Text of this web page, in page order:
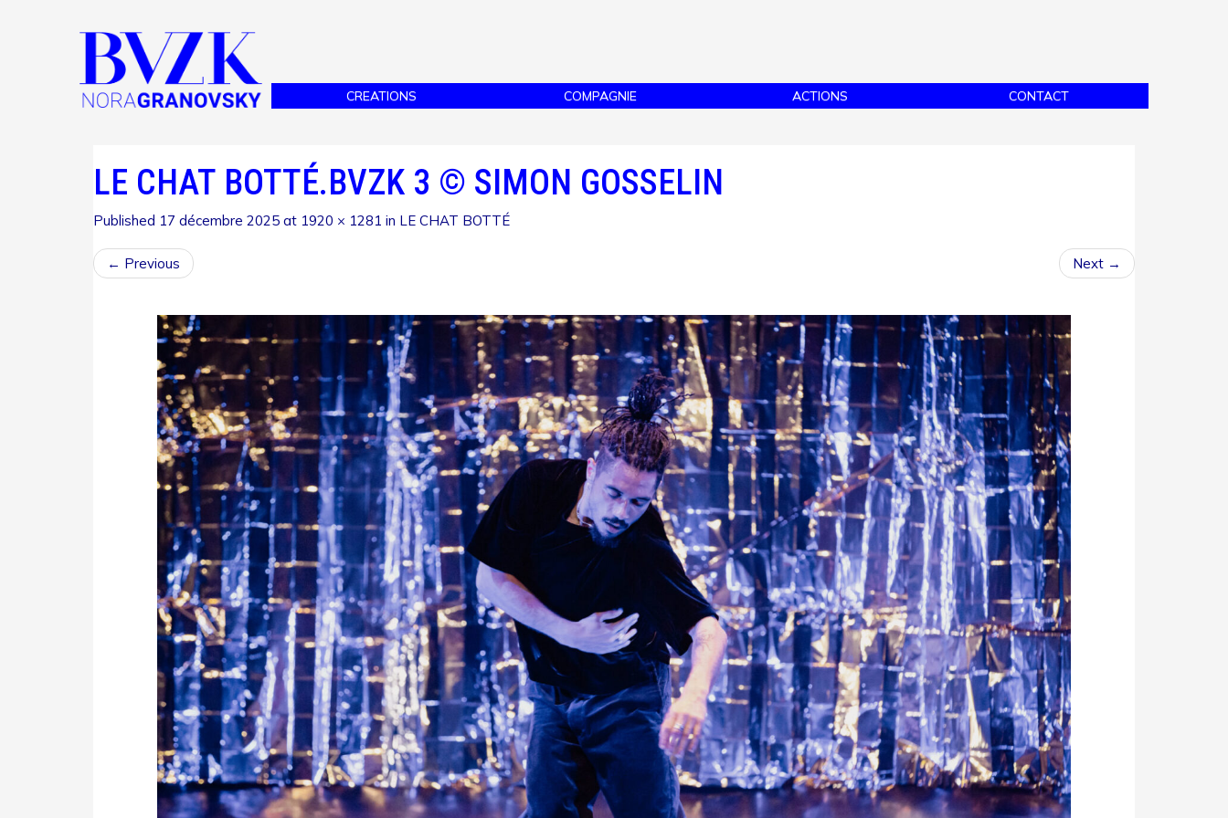
CREATIONS COMPAGNIE ACTIONS CONTACT
LE CHAT BOTTÉ.BVZK 3 © SIMON GOSSELIN
Published 17 décembre 2025 at 1920 × 1281 in LE CHAT BOTTÉ
← Previous Next →